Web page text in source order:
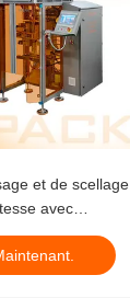
et de scellage
avec
200 sacs/min)